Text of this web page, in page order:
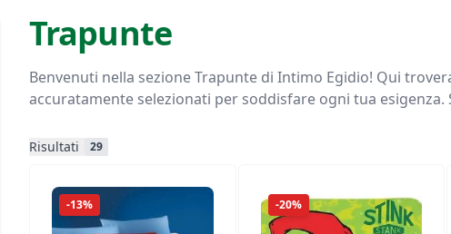
Trapunte
Benvenuti nella sezione Trapunte di Intimo Egidio! Qui
accuratamente selezionati per soddisfare ogni tua
Risultati 29
-13% -20%